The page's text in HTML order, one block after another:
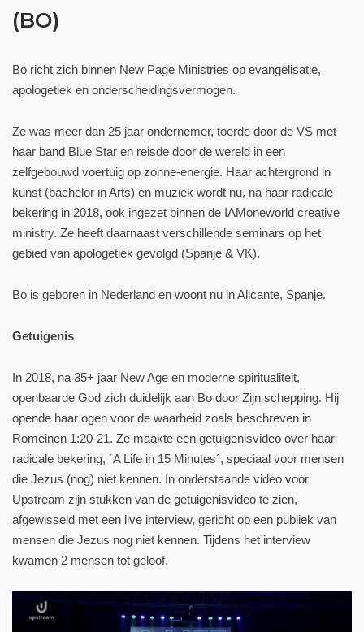
(BO)
Bo richt zich binnen New Page Ministries op evangelisatie,
apologetiek en onderscheidingsvermogen.
Ze was meer dan 25 jaar ondernemer, toerde door de VS met
haar band Blue Star en reisde door de wereld in een
zelfgebouwd voertuig op zonne-energie. Haar achtergrond in
kunst (bachelor in Arts) en muziek wordt nu, na haar radicale
bekering in 2018, ook ingezet binnen de IAMoneworld creative
ministry. Ze heeft daarnaast verschillende seminars op het
gebied van apologetiek gevolgd (Spanje & VK).
Bo is geboren in Nederland en woont nu in Alicante, Spanje.
Getuigenis
In 2018, na 35+ jaar New Age en moderne spiritualiteit,
openbaarde God zich duidelijk aan Bo door Zijn schepping. Hij
opende haar ogen voor de waarheid zoals beschreven in
Romeinen 1:20-21. Ze maakte een getuigenisvideo over haar
radicale bekering, ´A Life in 15 Minutes´, speciaal voor mensen
die Jezus (nog) niet kennen. In onderstaande video voor
Upstream zijn stukken van de getuigenisvideo te zien,
afgewisseld met een live interview, gericht op een publiek van
mensen die Jezus nog niet kennen. Tijdens het interview
kwamen 2 mensen tot geloof.